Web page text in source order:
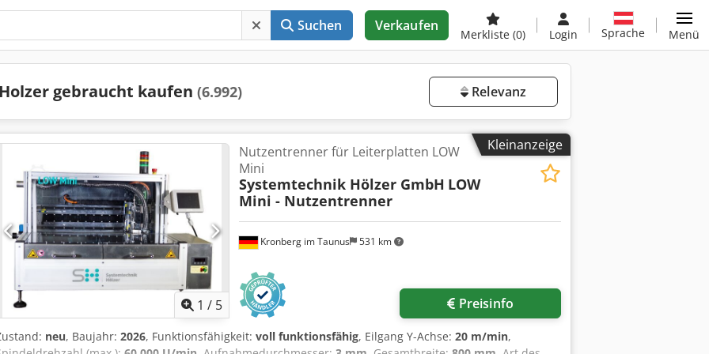
Suchen Verkaufen
Merkliste (0) Login Sprache Menü
Holzer gebraucht kaufen (6.992) Relevanz
Kleinanzeige
1 / 5
Kronberg im Taunus 531 km
Nutzentrenner für Leiterplatten LOW
Mini
Systemtechnik Hölzer GmbH LOW
Mini - Nutzentrenner
Preisinfo
neu, Baujahr: 2026, Funktionsfähigkeit: voll funktionsfähig, Eilgang Y-Achse: 20 m/min,